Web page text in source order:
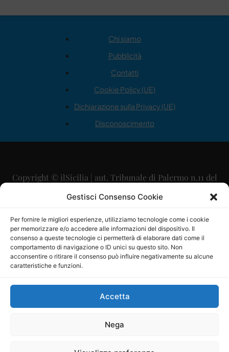
Gestisci Consenso Cookie
Per fornire le migliori esperienze, utilizziamo tecnologie come i cookie
per memorizzare e/o accedere alle informazioni del dispositivo. Il
consenso a queste tecnologie ci permetterà di elaborare dati come il
comportamento di navigazione o ID unici su questo sito. Non
acconsentire o ritirare il consenso può influire negativamente su alcune
caratteristiche e funzioni.
Accetta
Nega
Chi siamo
Pubblicità
Contatti
Cookie Policy (UE)
Dichiarazione sulla Privacy (UE)
Disconoscimento
Copyright © ilSicilia | aut. Tribunale di Palermo n.11 del
29/09/2015
Direttore Editoriale: Maurizio Scaglione
Direttore Responsabile: Maria Calabrese
P.IVA: 06334930820
Mercurio Comunicazione Società Cooperativa a r.l. è
iscritta al Registro degli Operatori di Comunicazione al